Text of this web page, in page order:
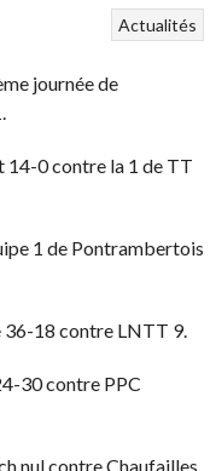
Actualités
journée de
14-0 contre la 1 de TT
1 de Pontrambertois
36-18 contre LNTT 9.
30 contre PPC
nul contre Chaufailles